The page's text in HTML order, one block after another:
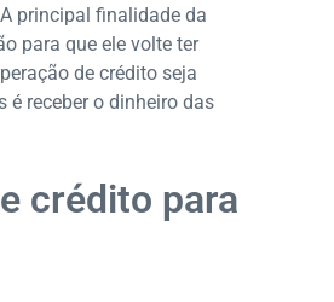
principal finalidade da
para que ele volte ter
de crédito seja
é receber o dinheiro das
crédito para